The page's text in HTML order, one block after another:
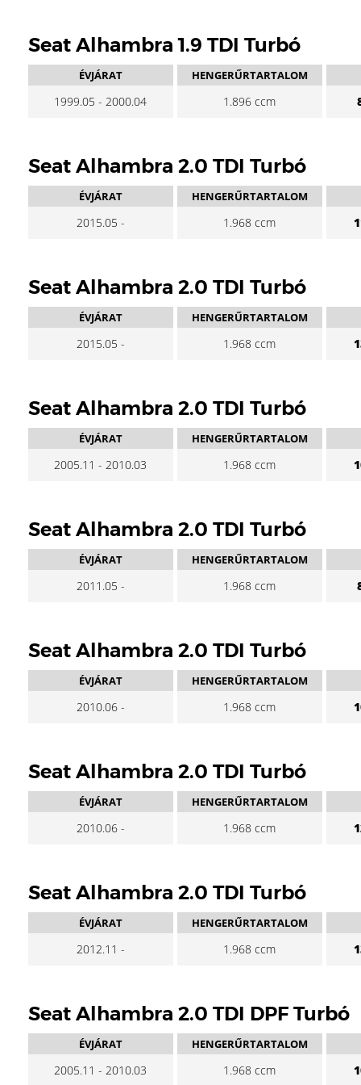
Seat Alhambra 1.9 TDI Turbó
ÉVJÁRAT
1999.05 - 2000.04
HENGERŰRTARTALOM
1.896 ccm
Seat Alhambra 2.0 TDI Turbó
ÉVJÁRAT
2015.05 -
HENGERŰRTARTALOM
1.968 ccm
Seat Alhambra 2.0 TDI Turbó
ÉVJÁRAT
2015.05 -
HENGERŰRTARTALOM
1.968 ccm
Seat Alhambra 2.0 TDI Turbó
ÉVJÁRAT
2005.11 - 2010.03
HENGERŰRTARTALOM
1.968 ccm
Seat Alhambra 2.0 TDI Turbó
ÉVJÁRAT
2011.05 -
HENGERŰRTARTALOM
1.968 ccm
Seat Alhambra 2.0 TDI Turbó
ÉVJÁRAT
2010.06 -
HENGERŰRTARTALOM
1.968 ccm
Seat Alhambra 2.0 TDI Turbó
ÉVJÁRAT
2010.06 -
HENGERŰRTARTALOM
1.968 ccm
Seat Alhambra 2.0 TDI Turbó
ÉVJÁRAT
2012.11 -
HENGERŰRTARTALOM
1.968 ccm
Seat Alhambra 2.0 TDI DPF Turbó
ÉVJÁRAT
2005.11 - 2010.03
HENGERŰRTARTALOM
1.968 ccm